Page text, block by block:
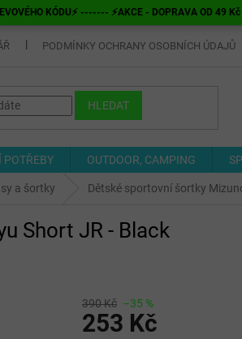
KÓDU⚡ ------- ⚡AKCE - DOPRAVA OD 49
PODMÍNKY OCHRANY OSOBNÍCH ÚDAJŮ
HLEDAT
POTŘEBY OUTDOOR, CAMPING
a šortky Dětské sportovní šortky
Short JR - Black
390 Kč –35 %
253 Kč